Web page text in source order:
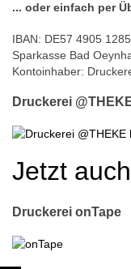
... oder einfach per
IBAN: DE57 4905
Sparkasse Bad
Kontoinhaber:
Druckerei
Jetzt
Druckerei onTape